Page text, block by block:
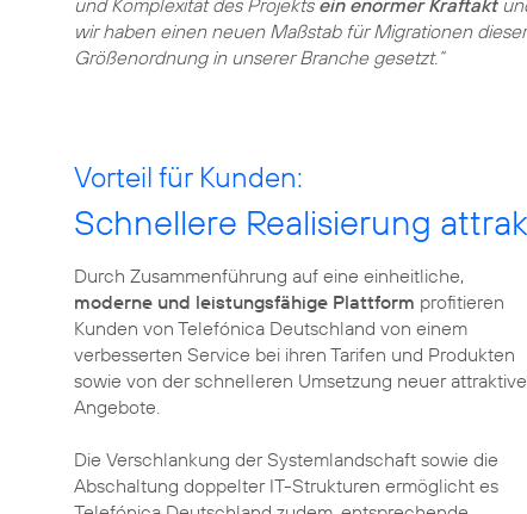
und Komplexität des Projekts ein enormer Kraftakt
wir haben einen neuen Maßstab für Migrationen dieser
Größenordnung in unserer Branche gesetzt.“
Vorteil für Kunden:
Schnellere Realisierung
Durch Zusammenführung auf eine einheitliche,
moderne und leistungsfähige Plattform profitieren
Kunden von Telefónica Deutschland von einem
verbesserten Service bei ihren Tarifen und Produkten
sowie von der schnelleren Umsetzung neuer
Angebote.
Die Verschlankung der Systemlandschaft sowie die
Abschaltung doppelter IT-Strukturen ermöglicht es